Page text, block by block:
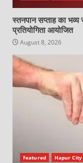
स्तनपान सप्ताह का भव्य
प्रतियोगिता आयोजित
August 8, 2026
Featured Hapur City